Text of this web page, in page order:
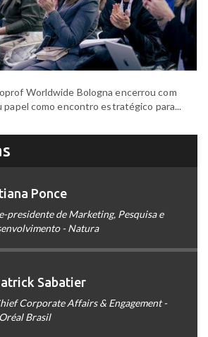
Worldwide Bologna encerrou com
papel como encontro estratégico para...
Ponce
presidente de Marketing, Pesquisa e
- Natura
Sabatier
Corporate Affairs & Engagement -
Brasil